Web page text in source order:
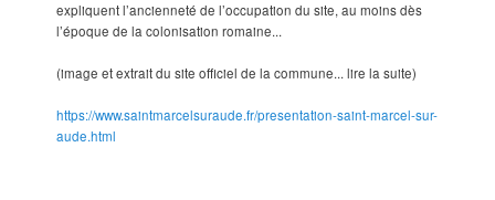
expliquent l’ancienneté de l’occupation du site, au moins dès
l’époque de la colonisation romaine...
(image et extrait du site officiel de la commune... lire la suite)
https://www.saintmarcelsuraude.fr/presentation-saint-marcel-sur-
aude.html